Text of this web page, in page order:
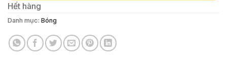
Hết hàng
Danh mục: Bóng